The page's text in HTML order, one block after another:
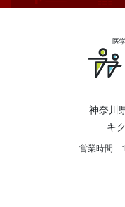
医
神奈川
キ
営業時間